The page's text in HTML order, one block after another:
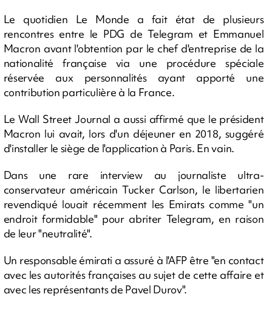
Le quotidien Le Monde a fait état de plusieurs
rencontres entre le PDG de Telegram et Emmanuel
Macron avant l'obtention par le chef d'entreprise de la
nationalité française via une procédure spéciale
réservée aux personnalités ayant apporté une
contribution particulière à la France.
Le Wall Street Journal a aussi affirmé que le président
Macron lui avait, lors d'un déjeuner en 2018, suggéré
d'installer le siège de l'application à Paris. En vain.
Dans une rare interview au journaliste ultra-
conservateur américain Tucker Carlson, le libertarien
revendiqué louait récemment les Emirats comme "un
endroit formidable" pour abriter Telegram, en raison
de leur "neutralité".
Un responsable émirati a assuré à l'AFP être "en contact
avec les autorités françaises au sujet de cette affaire et
avec les représentants de Pavel Durov".